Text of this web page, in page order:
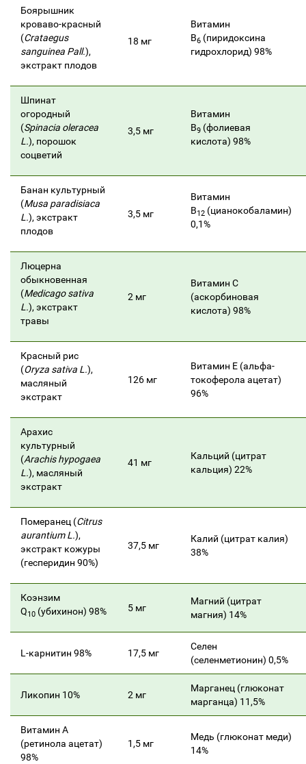
Боярышник
кроваво-красный
(Crataegus
sanguinea Pall.),
экстракт плодов
18 мг
Витамин
В6 (пиридоксина
гидрохлорид) 98%
Шпинат
огородный
(Spinacia oleracea
L.), порошок
соцветий
3,5 мг
Витамин
В9 (фолиевая
кислота) 98%
Банан культурный
(Musa paradisiaca
L.), экстракт
плодов
3,5 мг
Витамин
В12 (цианокобаламин)
0,1%
Люцерна
обыкновенная
(Medicago sativa
L.), экстракт
травы
2 мг
Витамин С
(аскорбиновая
кислота) 98%
Красный рис
(Oryza sativa L.),
масляный
экстракт
126 мг
Витамин Е (альфа-
токоферола ацетат)
96%
Арахис
культурный
(Arachis hypogaea
L.), масляный
экстракт
41 мг
Кальций (цитрат
кальция) 22%
Померанец (Citrus
aurantium L.),
экстракт кожуры
(гесперидин 90%)
37,5 мг
Калий (цитрат калия)
38%
Коэнзим
Q10 (убихинон) 98% 5 мг
Магний (цитрат
магния) 14%
L-карнитин 98% 17,5 мг
Селен
(селенметионин) 0,5%
Ликопин 10% 2 мг
Марганец (глюконат
марганца) 11,5%
Витамин А
(ретинола ацетат)
98%
1,5 мг
Медь (глюконат меди)
14%